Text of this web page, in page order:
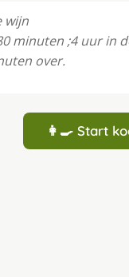
wijn
minuten ;4 uur in
over.
👩‍🍳 Start